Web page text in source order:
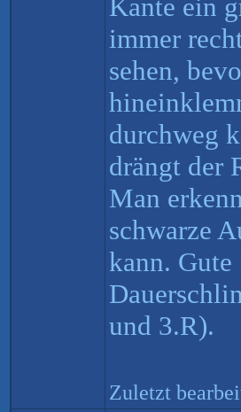
Kante ein
immer
sehen,
durchweg
drängt der
Man
schwarze
kann. Gute
und 3.R).
Zuletzt